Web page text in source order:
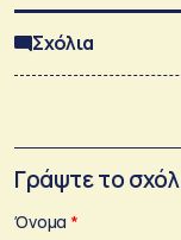
Σχόλια
Γράψτε το
Όνομα